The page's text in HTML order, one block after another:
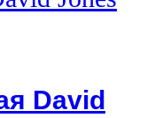
David